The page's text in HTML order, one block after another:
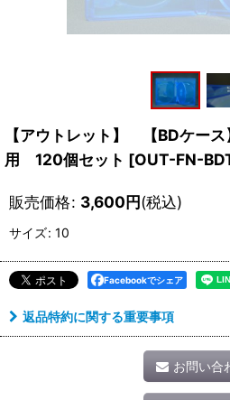
【アウトレット】 【BDケー
用 120個セット [OUT-FN-
販売価格: 3,600円(税込)
サイズ: 10
Facebookでシェア
返品特約に関する重要事項
お問い合